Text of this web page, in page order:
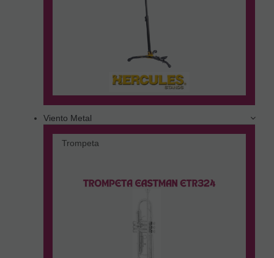
Viento Metal
Trompeta